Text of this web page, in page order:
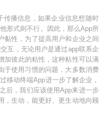
传播信息，如果企业信息想随时
形式则不行。因此，那么App所
黏性，为了提高用户和企业之间
互，无论用户是通过app联系企
加彼此的粘性，这种粘性可以满
于使用习惯的问题，大多数消费
移动终端App进一步了解企业，
后，我们应该使用App来进一步
，生动，能更好、更生动地向顾